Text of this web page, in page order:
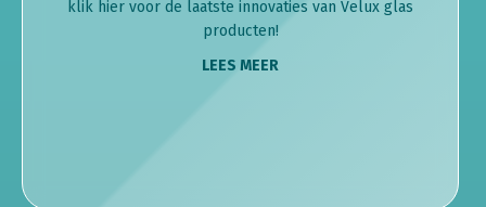
klik hier voor de laatste innovaties van Velux glas
producten!
LEES MEER